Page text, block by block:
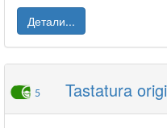
Детали...
5 Tastatura